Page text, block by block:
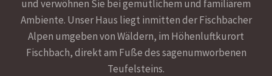
und verwöhnen Sie bei gemütlichem und familiärem
Ambiente. Unser Haus liegt inmitten der Fischbacher
Alpen umgeben von Wäldern, im Höhenluftkurort
Fischbach, direkt am Fuße des sagenumworbenen
Teufelsteins.